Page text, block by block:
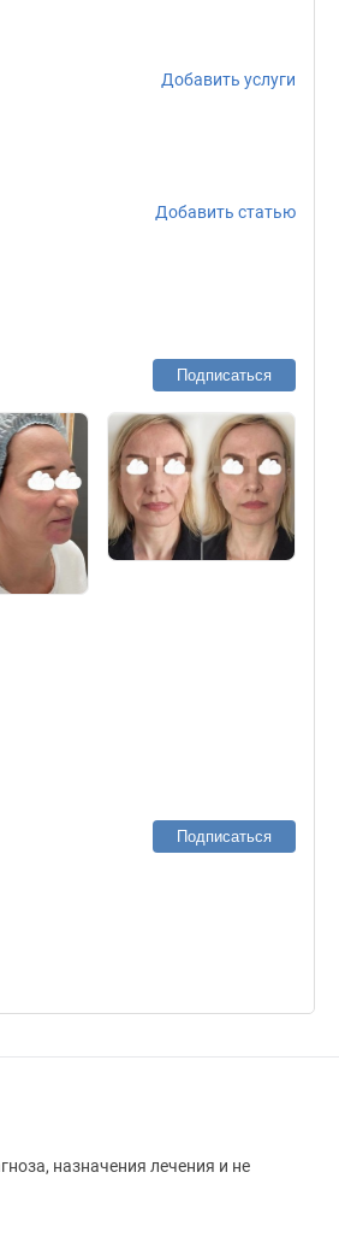
Добавить услуги
Добавить статью
Подписаться
Подписаться
назначения лечения и не